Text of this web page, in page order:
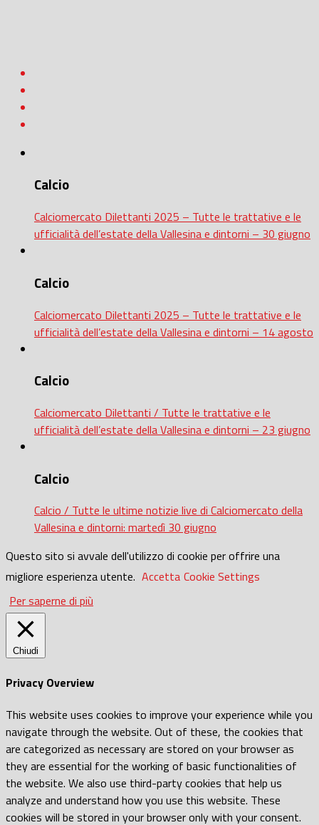
Calcio
Calciomercato Dilettanti 2025 – Tutte le trattative e le
ufficialità dell’estate della Vallesina e dintorni – 30 giugno
Calcio
Calciomercato Dilettanti 2025 – Tutte le trattative e le
ufficialità dell’estate della Vallesina e dintorni – 14 agosto
Calcio
Calciomercato Dilettanti / Tutte le trattative e le
ufficialità dell’estate della Vallesina e dintorni – 23 giugno
Calcio
Calcio / Tutte le ultime notizie live di Calciomercato della
Vallesina e dintorni: martedì 30 giugno
Questo sito si avvale dell'utilizzo di cookie per offrire una
migliore esperienza utente. Accetta Cookie Settings
Per saperne di più
Chiudi
Privacy Overview
This website uses cookies to improve your experience while you
navigate through the website. Out of these, the cookies that
are categorized as necessary are stored on your browser as
they are essential for the working of basic functionalities of
the website. We also use third-party cookies that help us
analyze and understand how you use this website. These
cookies will be stored in your browser only with your consent.